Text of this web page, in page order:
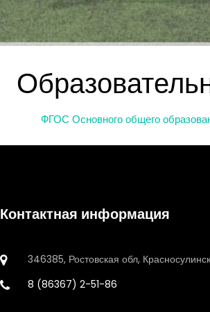
ФГОС Основного общего
Контактная информация
346385, Ростовская обл,
8 (86367) 2-51-86